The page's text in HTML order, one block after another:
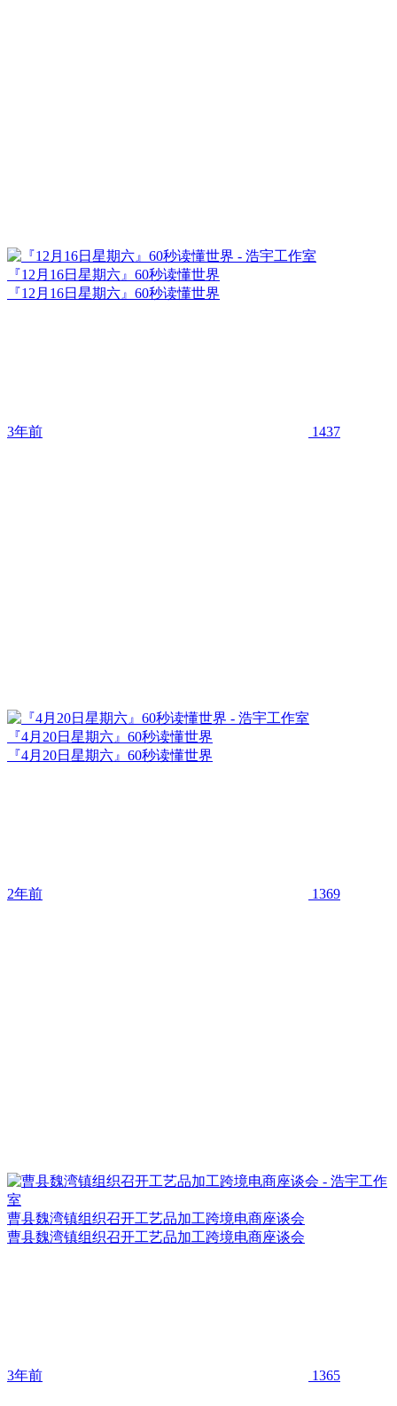
『12月16日星期六』60秒读懂世界
『12月16日星期六』60秒读懂世界
3年前 1437
『4月20日星期六』60秒读懂世界
『4月20日星期六』60秒读懂世界
2年前 1369
曹县魏湾镇组织召开工艺品加工跨境电商座谈会
曹县魏湾镇组织召开工艺品加工跨境电商座谈会
3年前 1365